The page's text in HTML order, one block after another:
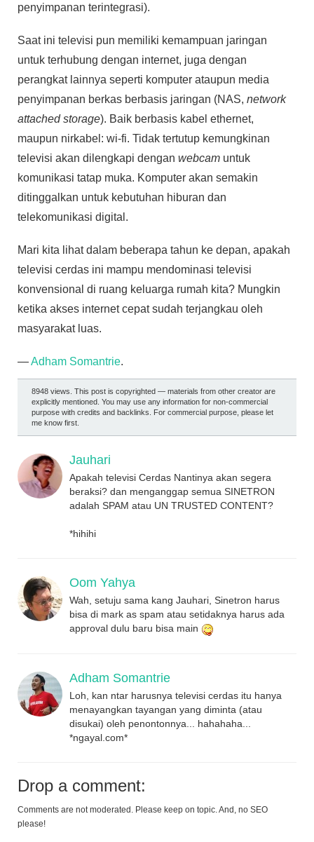
penyimpanan terintegrasi).
Saat ini televisi pun memiliki kemampuan jaringan
untuk terhubung dengan internet, juga dengan
perangkat lainnya seperti komputer ataupun media
penyimpanan berkas berbasis jaringan (NAS, network
attached storage). Baik berbasis kabel ethernet,
maupun nirkabel: wi-fi. Tidak tertutup kemungkinan
televisi akan dilengkapi dengan webcam untuk
komunikasi tatap muka. Komputer akan semakin
ditinggalkan untuk kebutuhan hiburan dan
telekomunikasi digital.
Mari kita lihat dalam beberapa tahun ke depan, apakah
televisi cerdas ini mampu mendominasi televisi
konvensional di ruang keluarga rumah kita? Mungkin
ketika akses internet cepat sudah terjangkau oleh
masyarakat luas.
—Adham Somantrie.
8948 views. This post is copyrighted — materials from other creator are
explicitly mentioned. You may use any information for non-commercial
purpose with credits and backlinks. For commercial purpose, please let
me know first.
Jauhari
Apakah televisi Cerdas Nantinya akan segera
beraksi? dan menganggap semua SINETRON
adalah SPAM atau UN TRUSTED CONTENT?
*hihihi
Oom Yahya
Wah, setuju sama kang Jauhari, Sinetron harus
bisa di mark as spam atau setidaknya harus ada
approval dulu baru bisa main
Adham Somantrie
Loh, kan ntar harusnya televisi cerdas itu hanya
menayangkan tayangan yang diminta (atau
disukai) oleh penontonnya... hahahaha...
*ngayal.com*
Drop a comment:
Comments are not moderated. Please keep on topic. And, no SEO
please!